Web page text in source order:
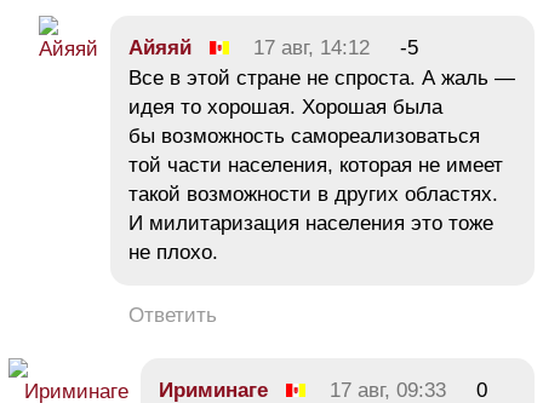
Айяяй 17 авг, 14:12
-5
Все в этой стране не спроста. А жаль —
идея то хорошая. Хорошая была
бы возможность самореализоваться
той части населения, которая не имеет
такой возможности в других областях.
И милитаризация населения это тоже
не плохо.
Ответить
Ириминаге 17 авг, 09:33 0